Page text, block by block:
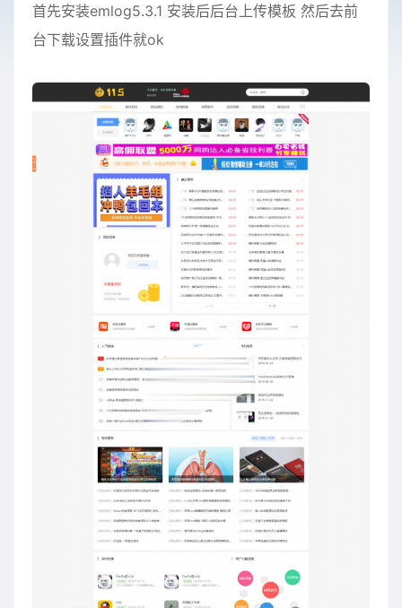
首先安装emlog5.3.1 安装后后台上传模板 然后去前
台下载设置插件就ok